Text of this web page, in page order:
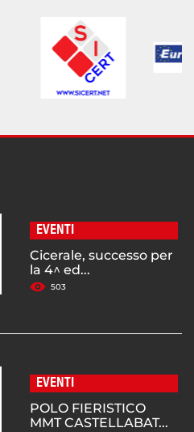
EVENTI
Cicerale, successo per
la 4^ ed...
503
EVENTI
POLO FIERISTICO
MMT CASTELLABAT...